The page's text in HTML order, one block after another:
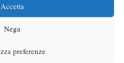
Accetta
Nega
preferenze